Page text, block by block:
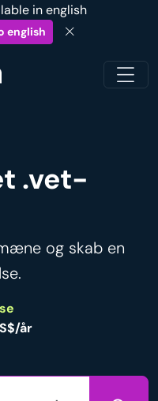
in english
english
.vet-
og skab en
år